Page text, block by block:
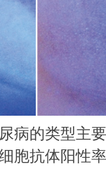
病的类型主
胞抗体阳性